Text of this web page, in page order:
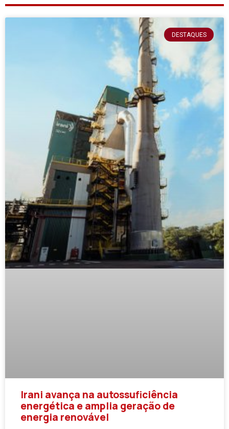
DESTAQUES
Irani avança na autossuficiência
energética e amplia geração de
energia renovável